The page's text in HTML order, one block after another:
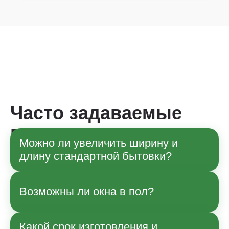
Часто задаваемые
вопросы
Можно ли увеличить ширину и
длину стандартной бытовки?
Да, по согласованию с менеджером
возможны изменения габаритов в рамках
параметры и влияние на стоимость
Возможны ли окна в пол?